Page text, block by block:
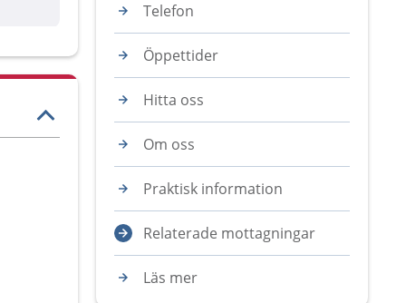
Telefon
Öppettider
Hitta oss
Om oss
Praktisk information
Relaterade mottagningar
Läs mer